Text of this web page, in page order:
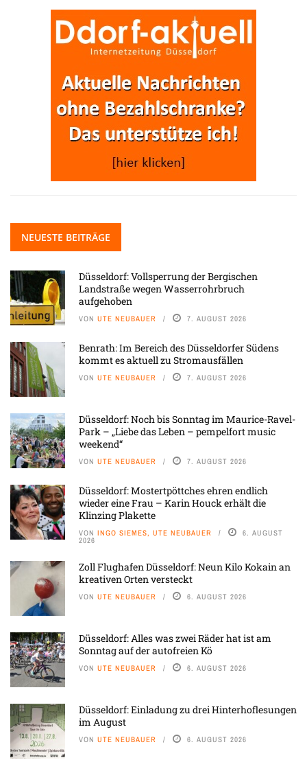
NEUESTE BEITRÄGE
Düsseldorf: Vollsperrung der Bergischen
Landstraße wegen Wasserrohrbruch
aufgehoben
VON UTE NEUBAUER 7. AUGUST 2026
Benrath: Im Bereich des Düsseldorfer Südens
kommt es aktuell zu Stromausfällen
VON UTE NEUBAUER 7. AUGUST 2026
Düsseldorf: Noch bis Sonntag im Maurice-Ravel-
Park – „Liebe das Leben – pempelfort music
weekend“
VON UTE NEUBAUER 7. AUGUST 2026
Düsseldorf: Mostertpöttches ehren endlich
wieder eine Frau – Karin Houck erhält die
Klinzing Plakette
VON INGO SIEMES, UTE NEUBAUER 6. AUGUST
2026
Zoll Flughafen Düsseldorf: Neun Kilo Kokain an
kreativen Orten versteckt
VON UTE NEUBAUER 6. AUGUST 2026
Düsseldorf: Alles was zwei Räder hat ist am
Sonntag auf der autofreien Kö
VON UTE NEUBAUER 6. AUGUST 2026
Düsseldorf: Einladung zu drei Hinterhoflesungen
im August
VON UTE NEUBAUER 6. AUGUST 2026